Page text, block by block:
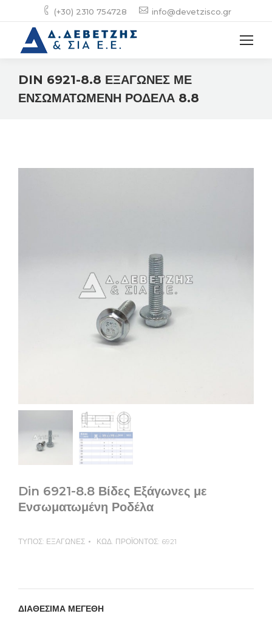
(+30) 2310 754728 info@devetzisco.gr
DIN 6921-8.8 ΕΞΑΓΩΝΕΣ ΜΕ
ΕΝΣΩΜΑΤΩΜΕΝΗ ΡΟΔΕΛΑ 8.8
Din 6921-8.8 Βίδες Εξάγωνες με
Ενσωματωμένη Ροδέλα
ΤΥΠΟΣ: ΕΞΑΓΩΝΕΣ ΚΩΔ. ΠΡΟΪΟΝΤΟΣ: 6921
ΔΙΑΘΕΣΙΜΑ ΜΕΓΕΘΗ